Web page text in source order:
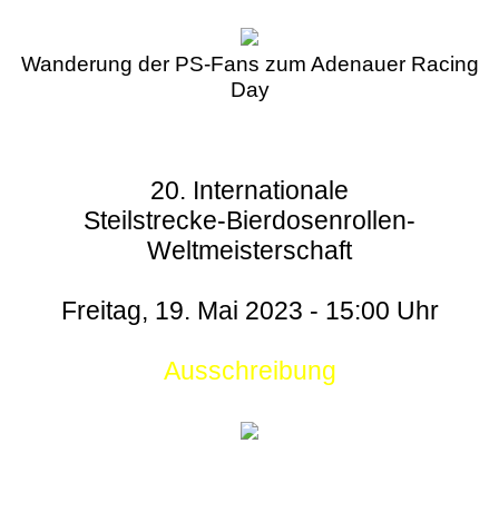
Wanderung der PS-Fans zum Adenauer Racing
Day
20. Internationale
Steilstrecke-Bierdosenrollen-
Weltmeisterschaft
Freitag, 19. Mai 2023 - 15:00 Uhr
Ausschreibung